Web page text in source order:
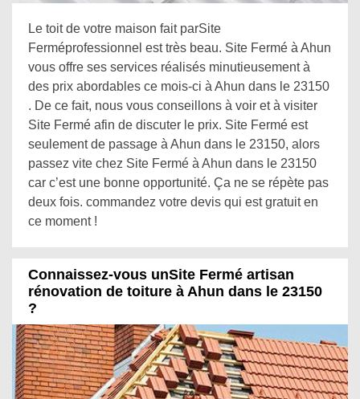
Le toit de votre maison fait parSite
Ferméprofessionnel est très beau. Site Fermé à Ahun
vous offre ses services réalisés minutieusement à
des prix abordables ce mois-ci à Ahun dans le 23150
. De ce fait, nous vous conseillons à voir et à visiter
Site Fermé afin de discuter le prix. Site Fermé est
seulement de passage à Ahun dans le 23150, alors
passez vite chez Site Fermé à Ahun dans le 23150
car c’est une bonne opportunité. Ça ne se répète pas
deux fois. commandez votre devis qui est gratuit en
ce moment !
Connaissez-vous unSite Fermé artisan
rénovation de toiture à Ahun dans le 23150
?